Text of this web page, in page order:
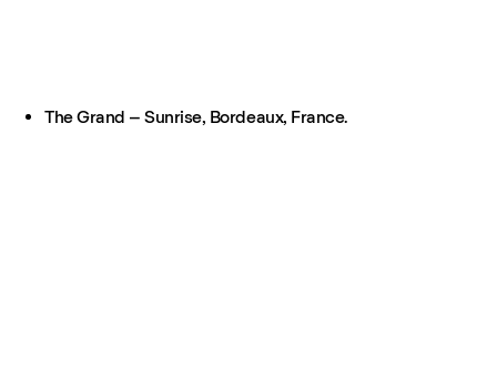
The Grand – Sunrise, Bordeaux, France.